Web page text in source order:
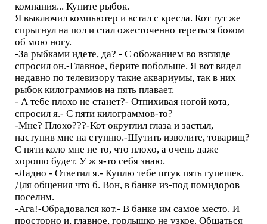
компания... Купите рыбок.
Я выключил компьютер и встал с кресла. Кот тут же
спрыгнул на пол и стал ожесточенно тереться боком
об мою ногу.
-За рыбками идете, да? - С обожанием во взгляде
спросил он.-Главное, берите побольше. Я вот видел
недавно по телевизору такие аквариумы, так в них
рыбок килограммов на пять плавает.
- А тебе плохо не станет?- Отпихивая ногой кота,
спросил я.- С пяти килограммов-то?
-Мне? Плохо???-Кот округлил глаза и застыл,
наступив мне на ступню.-Шутить изволите, товарищ?
С пяти коло мне не то, что плохо, а очень даже
хорошо будет. У ж я-то себя знаю.
-Ладно - Ответил я.- Куплю тебе штук пять гупешек.
Для общения что б. Вон, в банке из-под помидоров
поселим.
-Ага!-Обрадовался кот.- В банке им самое место. И
просторно и, главное, горлышко не узкое. Общаться